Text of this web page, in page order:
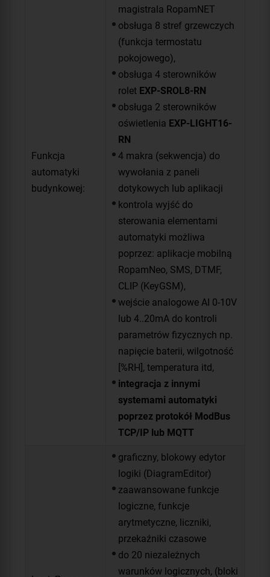
Funkcja
automatyki
budynkowej:
magistrala RopamNET
obsługa 8 stref grzewczych
(funkcja termostatu
pokojowego),
obsługa 4 sterowników
rolet EXP-SROL8-RN
obsługa 2 sterowników
oświetlenia EXP-LIGHT16-
RN
4 makra (sekwencja) do
wywołania z paneli
dotykowych lub aplikacji
kontrola wyjść do
sterowania elementami
automatyki możliwa
poprzez: aplikacje mobilną
RopamNeo, SMS, DTMF,
CLIP (KeyGSM),
wejście analogowe AI 0-10V
lub 4..20mA do kontroli
parametrów fizycznych np.
napięcie baterii, wilgotność
[%RH], temperatura itd,
integracja z innymi
systemami automatyki
poprzez protokół ModBus
TCP/IP lub MQTT
graficzny, blokowy edytor
logiki (DiagramEditor)
zaawansowane funkcje
logiczne, funkcje
arytmetyczne, liczniki,
przekaźniki czasowe
do 20 niezależnych
warunków logicznych, (bloki